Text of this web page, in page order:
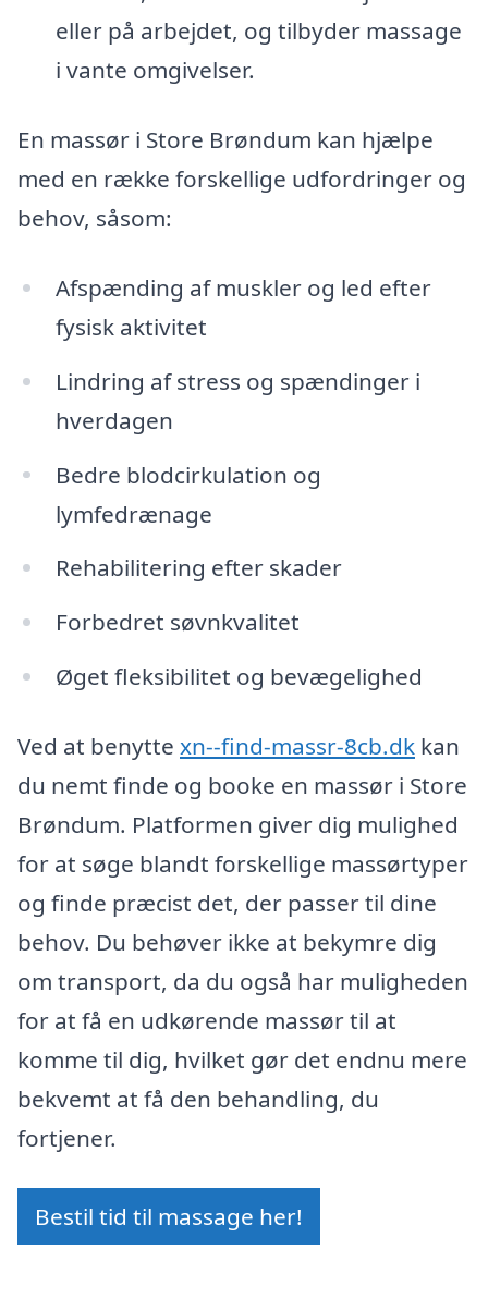
eller på arbejdet, og tilbyder massage
i vante omgivelser.
En massør i Store Brøndum kan hjælpe
med en række forskellige udfordringer og
behov, såsom:
Afspænding af muskler og led efter
fysisk aktivitet
Lindring af stress og spændinger i
hverdagen
Bedre blodcirkulation og
lymfedrænage
Rehabilitering efter skader
Forbedret søvnkvalitet
Øget fleksibilitet og bevægelighed
Ved at benytte xn--find-massr-8cb.dk kan
du nemt finde og booke en massør i Store
Brøndum. Platformen giver dig mulighed
for at søge blandt forskellige massørtyper
og finde præcist det, der passer til dine
behov. Du behøver ikke at bekymre dig
om transport, da du også har muligheden
for at få en udkørende massør til at
komme til dig, hvilket gør det endnu mere
bekvemt at få den behandling, du
fortjener.
Bestil tid til massage her!